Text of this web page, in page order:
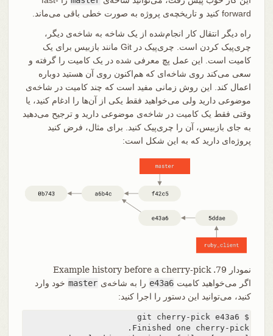
forward کنید و تاریخچه‌ی پروژه به صورت خطی باقی می‌ماند.
راه دیگر انتقال کار انجام‌شده از یک شاخه به شاخه‌ی دیگر،
چری‌پیک کردن است. چری‌پیک در Git مانند بازبیس برای یک
کامیت است. این عمل پچ معرفی شده در یک کامیت را گرفته و
سعی می‌کند روی شاخه‌ای که هم‌اکنون روی آن هستید دوباره
اعمال کند. این روش زمانی مفید است که چند کامیت در شاخه‌ی
موضوعی دارید ولی می‌خواهید فقط یکی از آن‌ها را ادغام کنید، یا
وقتی فقط یک کامیت در شاخه‌ی موضوعی دارید و ترجیح می‌دهید
به جای بازبیس، آن را چری‌پیک کنید. برای مثال، فرض کنید
پروژه‌ای دارید که به این شکل است:
نمودار 79. Example history before a cherry-pick
اگر می‌خواهید کامیت e43a6 را به شاخه‌ی master خود وارد
کنید، می‌توانید این دستور را اجرا کنید:
$ git cherry-pick e43a6